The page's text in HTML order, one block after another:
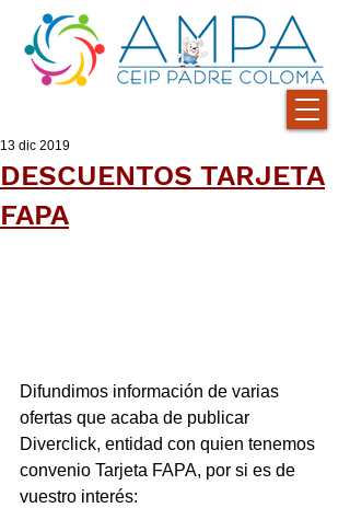
DESCUENTOS TARJETA
FAPA
13 dic 2019
Difundimos información de varias
ofertas que acaba de publicar
Diverclick, entidad con quien tenemos
convenio Tarjeta FAPA, por si es de
vuestro interés: